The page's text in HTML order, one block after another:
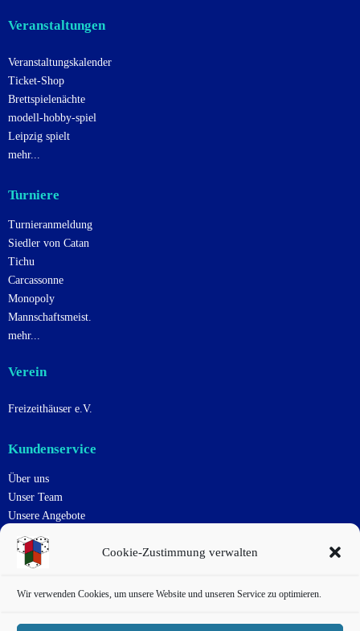
Cookie-Zustimmung verwalten
Wir verwenden Cookies, um unsere Website und unseren Service zu optimieren.
Veranstaltungen
Veranstaltungskalender
Ticket-Shop
Brettspielenächte
modell-hobby-spiel
Leipzig spielt
mehr...
Turniere
Turnieranmeldung
Siedler von Catan
Tichu
Carcassonne
Monopoly
Mannschaftsmeist.
mehr...
Verein
Freizeithäuser e.V.
Kundenservice
Über uns
Unser Team
Unsere Angebote
Uns Unterstützen
Kontakt
Impressum
Datenschutzerklärung
Haftungsausschluss